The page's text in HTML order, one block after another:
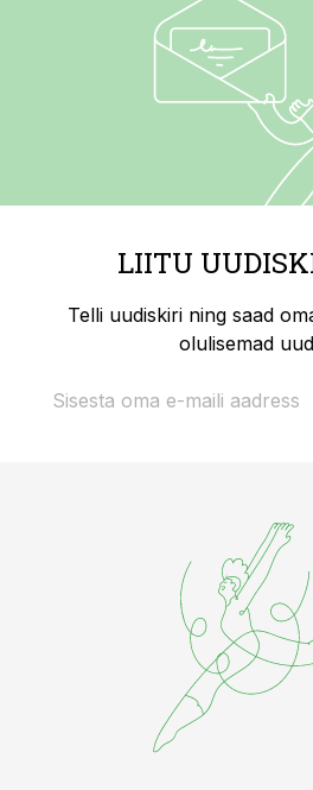
LIITU
Telli uudiskiri ning saad
olulisemad